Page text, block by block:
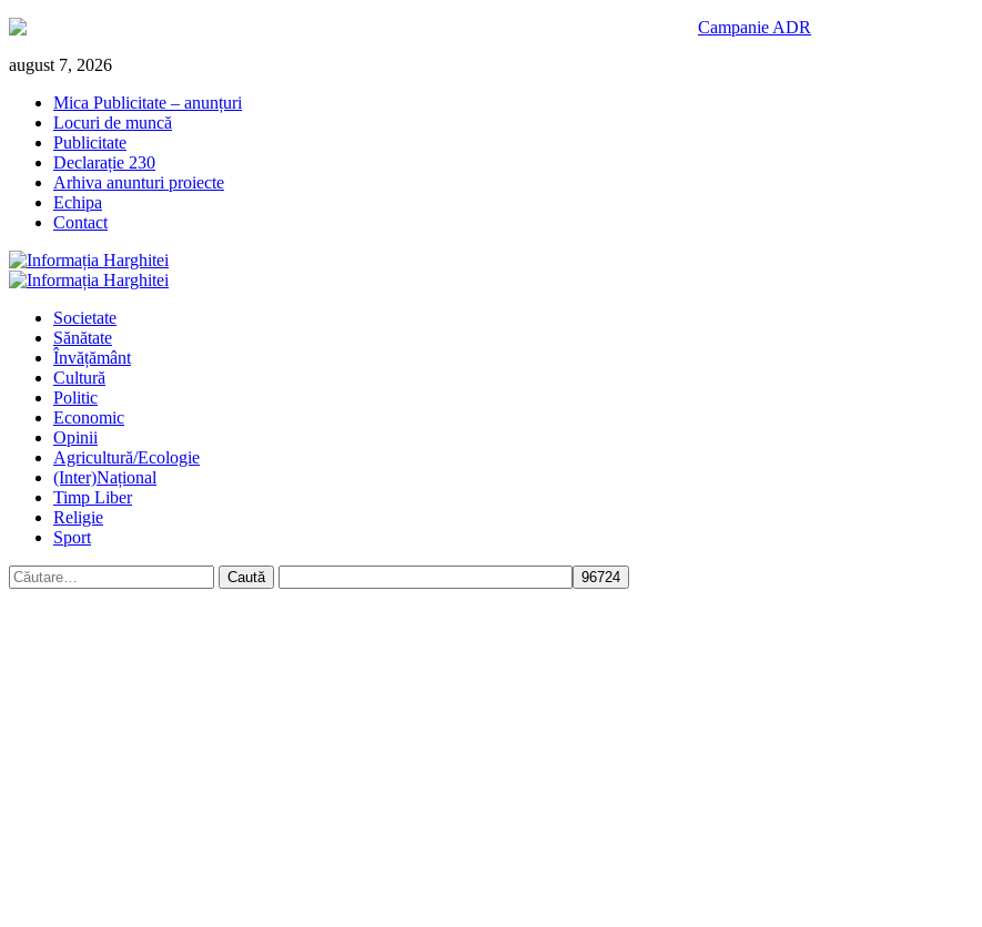
Skip
content
august 7, 2026
Mica Publicitate – anunțuri
Locuri de muncă
Publicitate
Declarație 230
Arhiva anunturi proiecte
Echipa
Contact
Primary
Societate
Sănătate
Învățământ
Cultură
Politic
Economic
Opinii
Agricultură/Ecologie
(Inter)Național
Timp Liber
Religie
Sport
Caută
după: